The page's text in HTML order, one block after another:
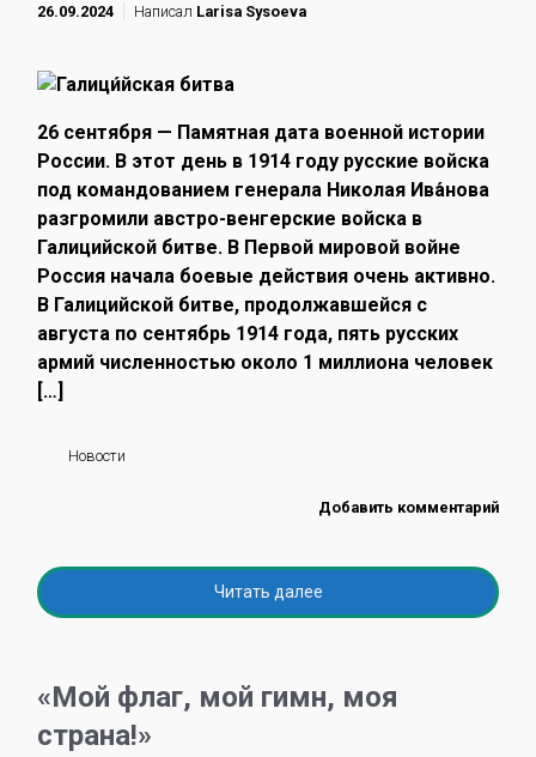
26.09.2024 Написал Larisa Sysoeva
26 сентября — Памятная дата военной истории
России. В этот день в 1914 году русские войска
под командованием генерала Николая Ива́нова
разгромили австро-венгерские войска в
Галицийской битве. В Первой мировой войне
Россия начала боевые действия очень активно.
В Галицийской битве, продолжавшейся с
августа по сентябрь 1914 года, пять русских
армий численностью около 1 миллиона человек
[…]
Новости
Добавить комментарий
Читать далее
«Мой флаг, мой гимн, моя
страна!»